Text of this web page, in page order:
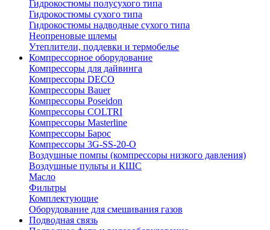
Гидрокостюмы полусухого типа
Гидрокостюмы сухого типа
Гидрокостюмы надводные сухого типа
Неопреновые шлемы
Утеплители, поддевки и термобелье
Компрессорное оборудование
Компрессоры для дайвинга
Компрессоры DECO
Компрессоры Bauer
Компрессоры Poseidon
Компрессоры COLTRI
Компрессоры Masterline
Компрессоры Барос
Компрессоры 3G-SS-20-O
Воздушные помпы (компрессоры низкого давления)
Воздушные пульты и КШС
Масло
Фильтры
Комплектующие
Оборудование для смешивания газов
Подводная связь